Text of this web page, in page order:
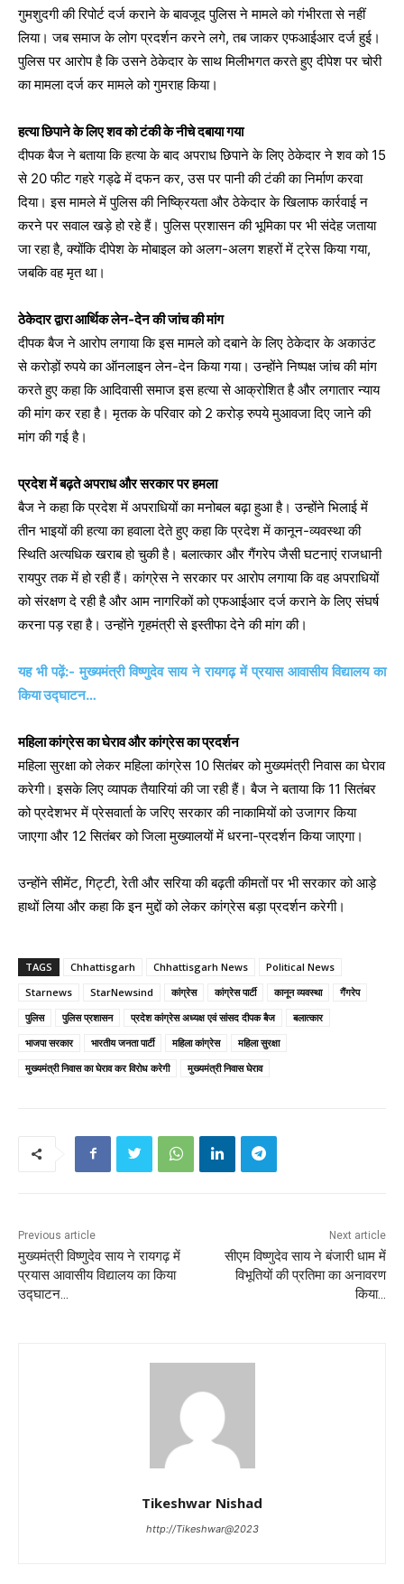
गुमशुदगी की रिपोर्ट दर्ज कराने के बावजूद पुलिस ने मामले को गंभीरता से नहीं
लिया। जब समाज के लोग प्रदर्शन करने लगे, तब जाकर एफआईआर दर्ज हुई।
पुलिस पर आरोप है कि उसने ठेकेदार के साथ मिलीभगत करते हुए दीपेश पर चोरी
का मामला दर्ज कर मामले को गुमराह किया।
हत्या छिपाने के लिए शव को टंकी के नीचे दबाया गया
दीपक बैज ने बताया कि हत्या के बाद अपराध छिपाने के लिए ठेकेदार ने शव को 15
से 20 फीट गहरे गड्ढे में दफन कर, उस पर पानी की टंकी का निर्माण करवा
दिया। इस मामले में पुलिस की निष्क्रियता और ठेकेदार के खिलाफ कार्रवाई न
करने पर सवाल खड़े हो रहे हैं। पुलिस प्रशासन की भूमिका पर भी संदेह जताया
जा रहा है, क्योंकि दीपेश के मोबाइल को अलग-अलग शहरों में ट्रेस किया गया,
जबकि वह मृत था।
ठेकेदार द्वारा आर्थिक लेन-देन की जांच की मांग
दीपक बैज ने आरोप लगाया कि इस मामले को दबाने के लिए ठेकेदार के अकाउंट
से करोड़ों रुपये का ऑनलाइन लेन-देन किया गया। उन्होंने निष्पक्ष जांच की मांग
करते हुए कहा कि आदिवासी समाज इस हत्या से आक्रोशित है और लगातार न्याय
की मांग कर रहा है। मृतक के परिवार को 2 करोड़ रुपये मुआवजा दिए जाने की
मांग की गई है।
प्रदेश में बढ़ते अपराध और सरकार पर हमला
बैज ने कहा कि प्रदेश में अपराधियों का मनोबल बढ़ा हुआ है। उन्होंने भिलाई में
तीन भाइयों की हत्या का हवाला देते हुए कहा कि प्रदेश में कानून-व्यवस्था की
स्थिति अत्यधिक खराब हो चुकी है। बलात्कार और गैंगरेप जैसी घटनाएं राजधानी
रायपुर तक में हो रही हैं। कांग्रेस ने सरकार पर आरोप लगाया कि वह अपराधियों
को संरक्षण दे रही है और आम नागरिकों को एफआईआर दर्ज कराने के लिए संघर्ष
करना पड़ रहा है। उन्होंने गृहमंत्री से इस्तीफा देने की मांग की।
यह भी पढ़ें:- मुख्यमंत्री विष्णुदेव साय ने रायगढ़ में प्रयास आवासीय विद्यालय का
किया उद्घाटन…
महिला कांग्रेस का घेराव और कांग्रेस का प्रदर्शन
महिला सुरक्षा को लेकर महिला कांग्रेस 10 सितंबर को मुख्यमंत्री निवास का घेराव
करेगी। इसके लिए व्यापक तैयारियां की जा रही हैं। बैज ने बताया कि 11 सितंबर
को प्रदेशभर में प्रेसवार्ता के जरिए सरकार की नाकामियों को उजागर किया
जाएगा और 12 सितंबर को जिला मुख्यालयों में धरना-प्रदर्शन किया जाएगा।
उन्होंने सीमेंट, गिट्टी, रेती और सरिया की बढ़ती कीमतों पर भी सरकार को आड़े
हाथों लिया और कहा कि इन मुद्दों को लेकर कांग्रेस बड़ा प्रदर्शन करेगी।
TAGS Chhattisgarh Chhattisgarh News
Political News
Starnews
StarNewsind कांग्रेस कांग्रेस पार्टी कानून व्यवस्था
गैंगरेप
पुलिस
पुलिस प्रशासन प्रदेश कांग्रेस अध्यक्ष एवं सांसद दीपक बैज
बलात्कार
भाजपा सरकार
भारतीय जनता पार्टी महिला कांग्रेस
महिला सुरक्षा
मुख्यमंत्री निवास का घेराव कर विरोध करेगी
मुख्यमंत्री निवास घेराव
Previous article
मुख्यमंत्री विष्णुदेव साय ने रायगढ़ में
प्रयास आवासीय विद्यालय का किया
उद्घाटन…
Next article
सीएम विष्णुदेव साय ने बंजारी धाम में
विभूतियों की प्रतिमा का अनावरण
किया…
Tikeshwar Nishad
http://Tikeshwar@2023